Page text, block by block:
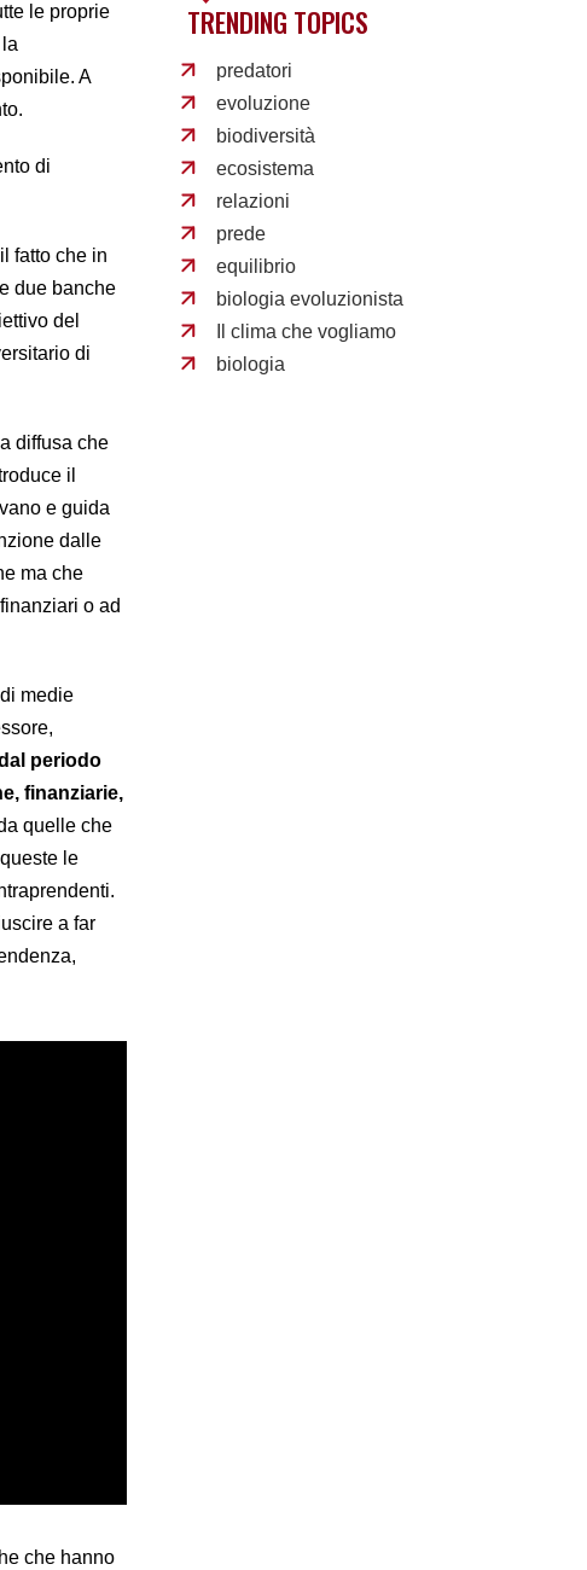
le proprie
A
di
fatto che in
due banche
del
di
diffusa che
il
e guida
dalle
ma che
o ad
medie
periodo
finanziarie,
quelle che
le
a far
che hanno
TRENDING TOPICS
predatori
evoluzione
biodiversità
ecosistema
relazioni
prede
equilibrio
biologia evoluzionista
Il clima che vogliamo
biologia